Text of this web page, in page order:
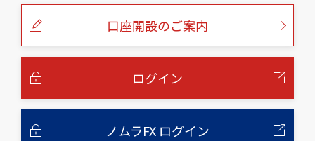
口座開設のご案内
ログイン
ノムラFX ログイン